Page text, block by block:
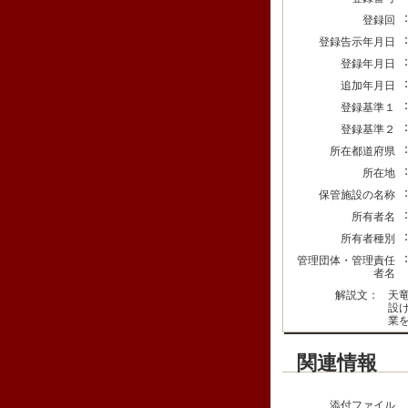
登録回
登録告示年月日
登録年月日
追加年月日
登録基準１
登録基準２
所在都道府県
所在地
保管施設の名称
所有者名
所有者種別
管理団体・管理責任
者名
解説文：
天
設
業
関連情報
添付ファイル